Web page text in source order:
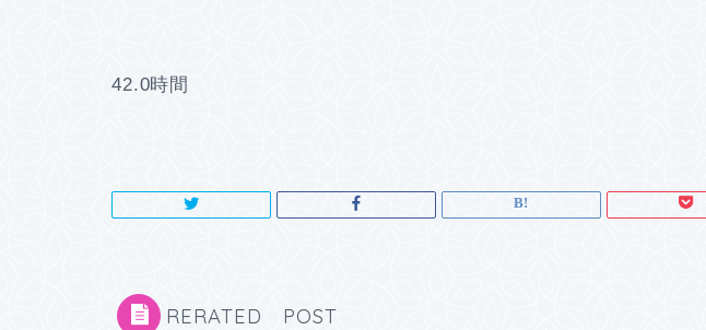
42.0時間
RERATED POST